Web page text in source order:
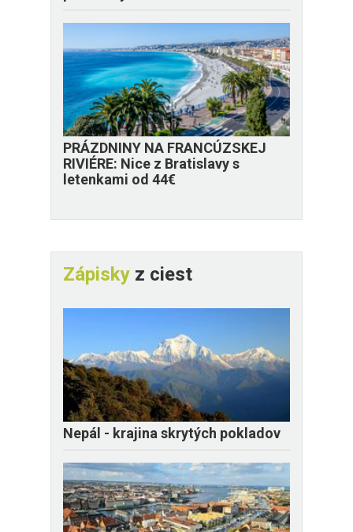
PRÁZDNINY NA FRANCÚZSKEJ
RIVIÉRE: Nice z Bratislavy s
letenkami od 44€
Zápisky z ciest
Nepál - krajina skrytých pokladov